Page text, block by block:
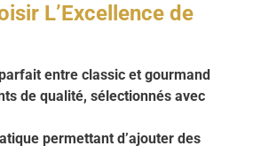
L’Excellence de
entre classic et gourmand
de qualité, sélectionnés avec
permettant d’ajouter des